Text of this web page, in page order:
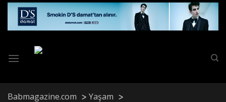
Skip
content
Babmagazine.com
Yaşam